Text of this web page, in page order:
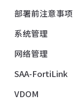
部署前注意事项
系统管理
网络管理
SAA-FortiLink
VDOM